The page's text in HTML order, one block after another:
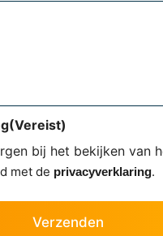
bij het bekijken van
(Vereist)
met de privacyverklaring.